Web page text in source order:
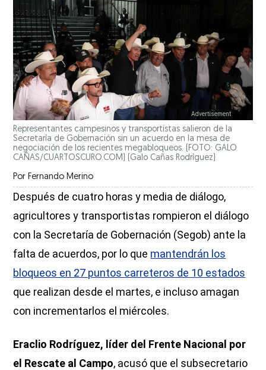
Representantes campesinos y transportistas salieron de la
Secretaría de Gobernación sin un acuerdo en la mesa de
negociación de los recientes megabloqueos. (FOTO: GALO
CAÑAS/CUARTOSCURO.COM)
(Galo Cañas Rodríguez)
Por Fernando Merino
Después de cuatro horas y media de diálogo,
agricultores y transportistas rompieron el diálogo
con la Secretaría de Gobernación (Segob) ante la
falta de acuerdos, por lo que mantendrán los
bloqueos en 27 puntos carreteros de 10 estados
que realizan desde el martes, e incluso amagan
con incrementarlos el miércoles.
Eraclio Rodríguez, líder del Frente Nacional por
el Rescate al Campo, acusó que el subsecretario